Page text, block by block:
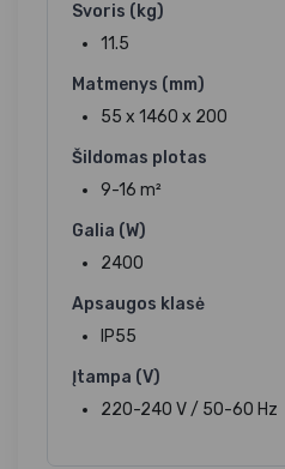
Svoris (kg)
11.5
Matmenys (mm)
55 x 1460 x 200
Šildomas plotas
9-16 m²
Galia (W)
2400
Apsaugos klasė
IP55
Įtampa (V)
220-240 V / 50-60 Hz